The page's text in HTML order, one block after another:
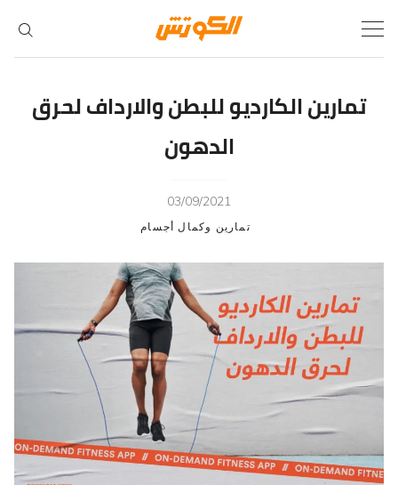
تمارين الكارديو للبطن والارداف لحرق
الدهون
03/09/2021
تمارين وكمال أجسام